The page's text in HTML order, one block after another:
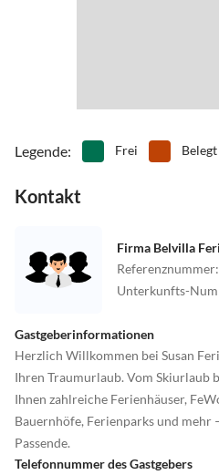
Legende: Frei Belegt
Kontakt
Firma Belvilla
Referenznummer:
Unterkunfts-
Gastgeberinformationen
Herzlich Willkommen bei Susan
Ihren Traumurlaub. Vom Skiurlaub
Ihnen zahlreiche Ferienhäuser,
Bauernhöfe, Ferienparks und mehr
Passende.
Telefonnummer des Gastgebers